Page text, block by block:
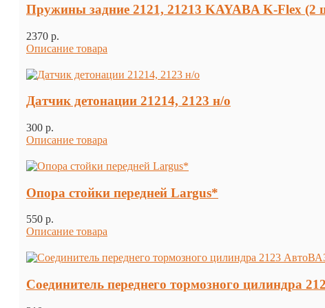
Пружины задние 2121, 21213 KAYABA K-Flex (2
2370 p.
Описание товара
Датчик детонации 21214, 2123 н/о
300 p.
Описание товара
Опора стойки передней Largus*
550 p.
Описание товара
Соединитель переднего тормозного цилиндра